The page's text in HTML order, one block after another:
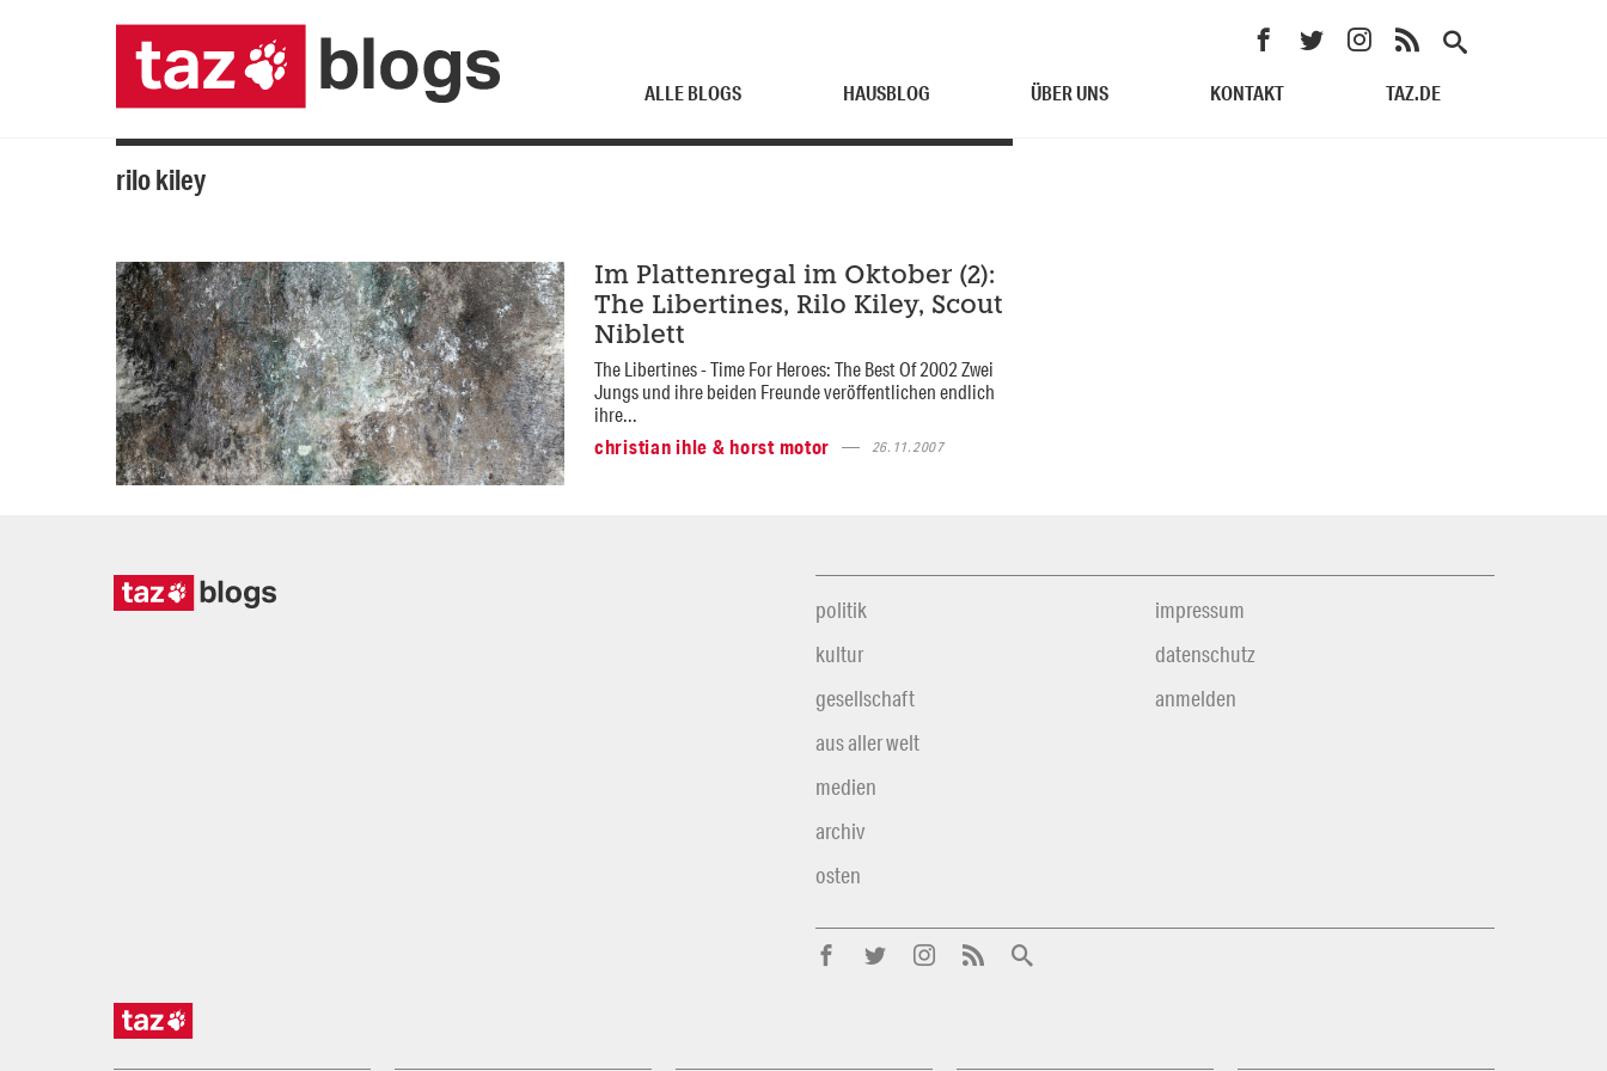
ALLE BLOGS HAUSBLOG ÜBER UNS KONTAKT TAZ.DE
rilo kiley
Im Plattenregal im Oktober (2):
The Libertines, Rilo Kiley, Scout
Niblett
The Libertines - Time For Heroes: The Best Of 2002 Zwei
Jungs und ihre beiden Freunde veröffentlichen endlich
ihre...
christian ihle & horst motor
26.11.2007
politik
kultur
gesellschaft
aus aller welt
medien
archiv
osten
impressum
datenschutz
anmelden